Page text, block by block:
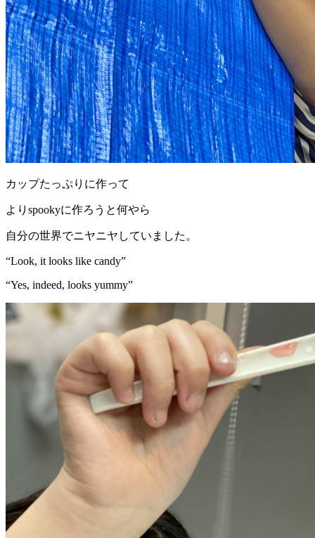
カップたっぷりに作って
よりspookyに作ろうと何やら
自分の世界でニヤニヤしていました。
“Look, it looks like candy”
“Yes, indeed, looks yummy”